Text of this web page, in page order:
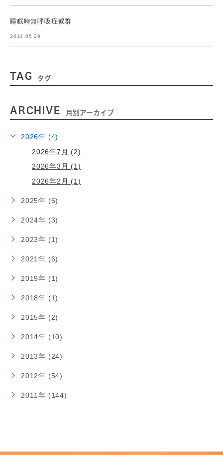
睡眠時無呼吸症候群
2014.05.29
TAG タグ
ARCHIVE 月別アーカイブ
2026年 (4)
2026年7月 (2)
2026年3月 (1)
2026年2月 (1)
2025年 (6)
2024年 (3)
2023年 (1)
2021年 (6)
2019年 (1)
2018年 (1)
2015年 (2)
2014年 (10)
2013年 (24)
2012年 (54)
2011年 (144)